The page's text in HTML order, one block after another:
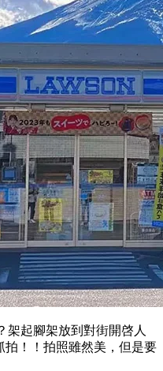
架起腳架放到對街開啓人
！！拍照雖然美，但是要